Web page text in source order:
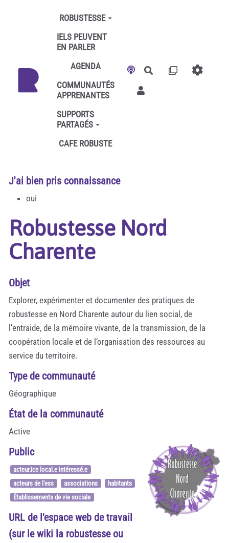
Aller au contenu principal
ROBUSTESSE
IELS PEUVENT
EN PARLER
AGENDA
COMMUNAUTÉS
APPRENANTES
SUPPORTS
PARTAGÉS
CAFE ROBUSTE
Rechercher
J'ai bien pris connaissance
oui
Robustesse Nord
Charente
Objet
Explorer, expérimenter et documenter des pratiques de
robustesse en Nord Charente autour du lien social, de
l’entraide, de la mémoire vivante, de la transmission, de la
coopération locale et de l’organisation des ressources au
service du territoire.
Type de communauté
Géographique
État de la communauté
Active
Public
acteur.ice local.e intéressé.e
acteurs de l'ess
associations
habitants
Établissements de vie sociale
URL de l'espace web de travail
(sur le wiki la robustesse ou